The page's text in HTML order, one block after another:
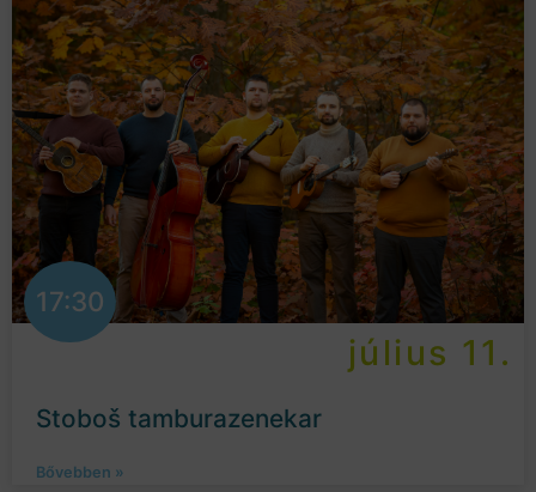
17:30
július 11.
Stoboš tamburazenekar
Bővebben »